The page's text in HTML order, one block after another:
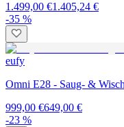
1.499,00 €1.405,24 €
-35 %
eufy
Omni E28 - Saug- &
999,00 €649,00 €
-23 %